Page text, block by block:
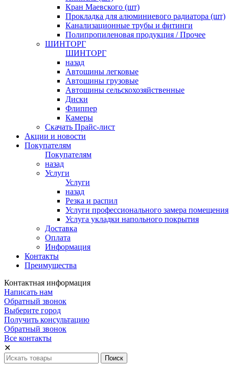
Кран Маевского (шт)
Прокладка для алюминиевого радиатора (шт)
Канализационные трубы и фитинги
Полипропиленовая продукция / Прочее
ШИНТОРГ
ШИНТОРГ
назад
Автошины легковые
Автошины грузовые
Автошины сельскохозяйственные
Диски
Флиппер
Камеры
Скачать Прайс-лист
Акции и новости
Покупателям
Покупателям
назад
Услуги
Услуги
назад
Резка и распил
Услуги профессионального замера помещения
Услуга укладки напольного покрытия
Доставка
Оплата
Информация
Контакты
Преимущества
Контактная информация
Написать нам
Обратный звонок
Выберите город
Получить консультацию
Обратный звонок
Все контакты
✕